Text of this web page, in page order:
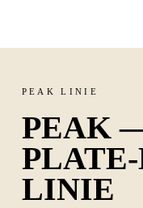
PEAK LINIE
PEAK
LINIE